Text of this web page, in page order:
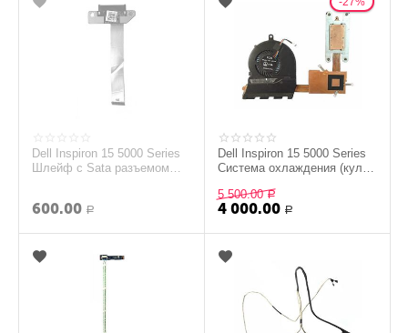
Dell Inspiron 15 5000 Series
Шлейф с Sata разъемом
600.00 Р
Dell Inspiron 15 5000 Series
Система охлаждения (кулер
5 500.00 Р
4 000.00 Р